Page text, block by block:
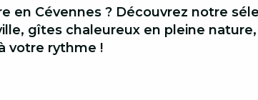
en Cévennes ? Découvrez notre
gîtes chaleureux en pleine
votre rythme !